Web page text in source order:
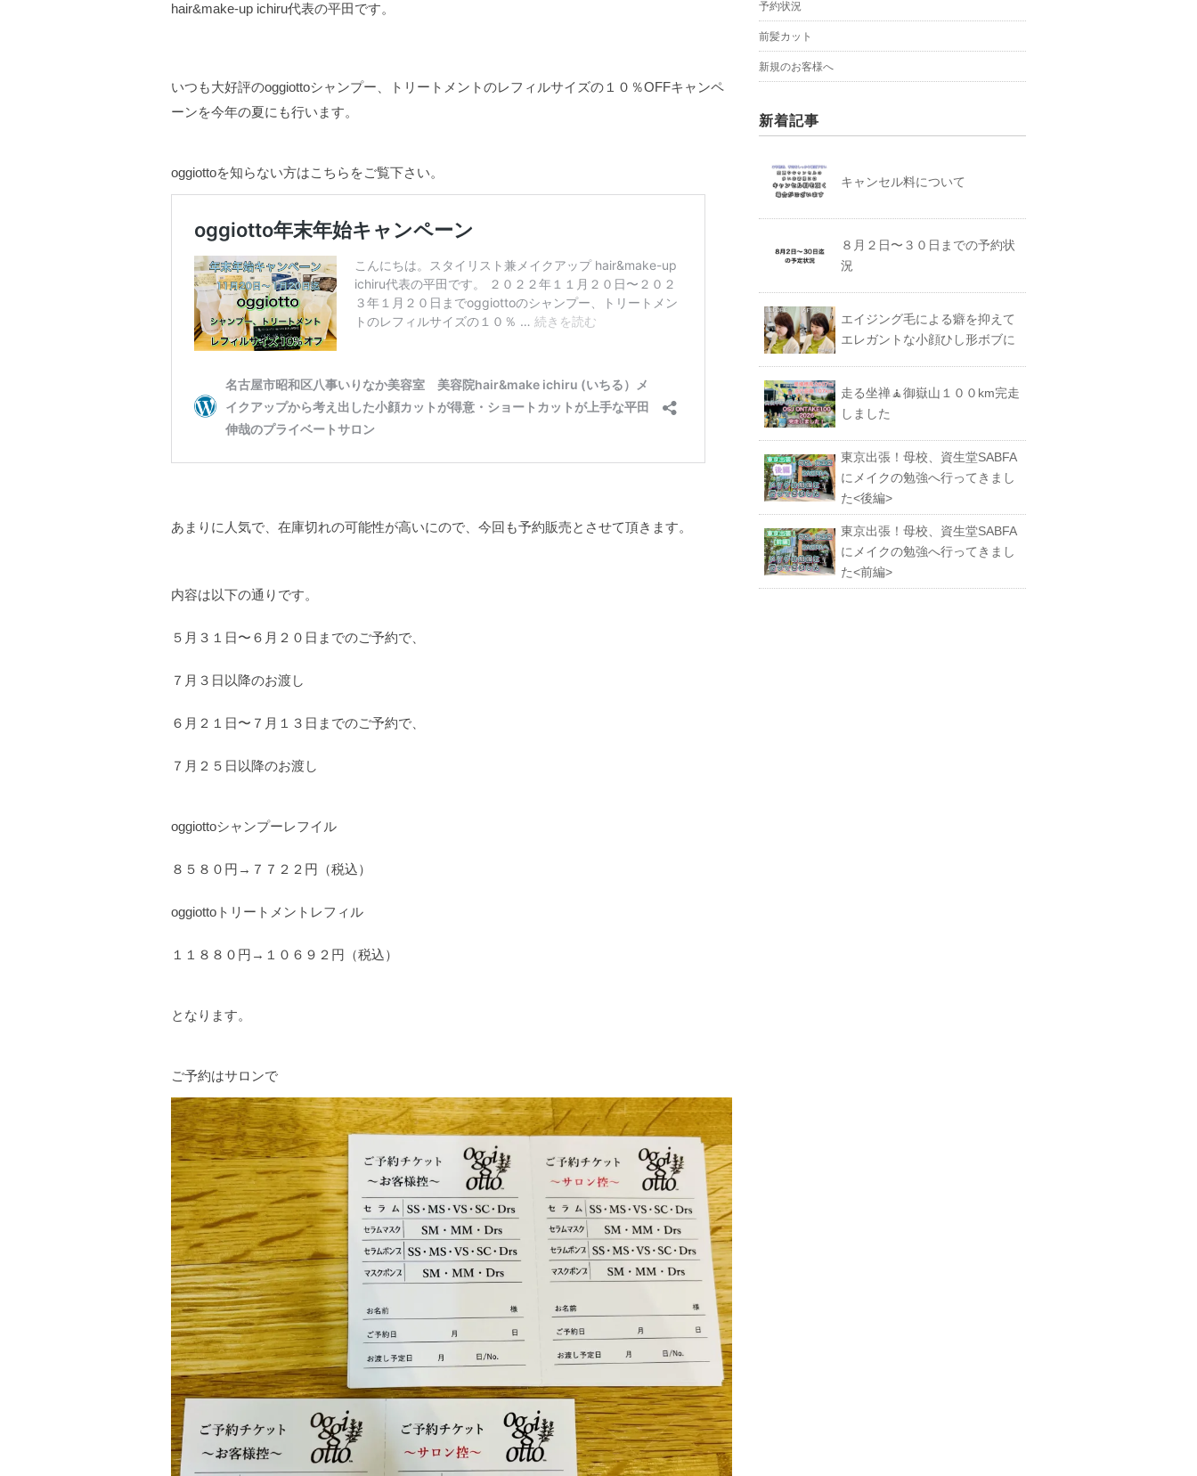
hair&make-up ichiru代表の平田です。
いつも大好評のoggiottoシャンプー、トリートメントのレフィルサイズの１０％OFFキャンペ
ーンを今年の夏にも行います。
oggiottoを知らない方はこちらをご覧下さい。
あまりに人気で、在庫切れの可能性が高いにので、今回も予約販売とさせて頂きます。
内容は以下の通りです。
５月３１日〜６月２０日までのご予約で、
７月３日以降のお渡し
６月２１日〜７月１３日までのご予約で、
７月２５日以降のお渡し
oggiottoシャンプーレフイル
８５８０円→７７２２円（税込）
oggiottoトリートメントレフィル
１１８８０円→１０６９２円（税込）
となります。
ご予約はサロンで
予約状況
前髪カット
新規のお客様へ
新着記事
キャンセル料について
８月２日〜３０日までの予約状
況
エイジング毛による癖を抑えて
エレガントな小顔ひし形ボブに
走る坐禅🧘御嶽山１００km完走
しました
東京出張！母校、資生堂SABFA
にメイクの勉強へ行ってきまし
た<後編>
東京出張！母校、資生堂SABFA
にメイクの勉強へ行ってきまし
た<前編>